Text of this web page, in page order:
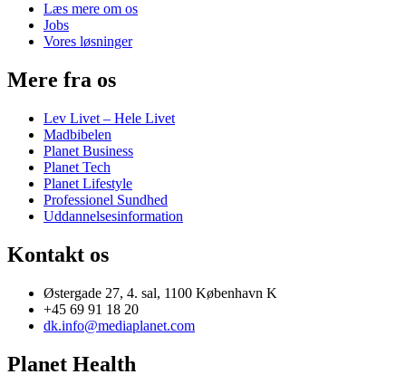
Læs mere om os
Jobs
Vores løsninger
Mere fra os
Lev Livet – Hele Livet
Madbibelen
Planet Business
Planet Tech
Planet Lifestyle
Professionel Sundhed
Uddannelsesinformation
Kontakt os
Østergade 27, 4. sal, 1100 København K
+45 69 91 18 20
dk.info@mediaplanet.com
Planet Health